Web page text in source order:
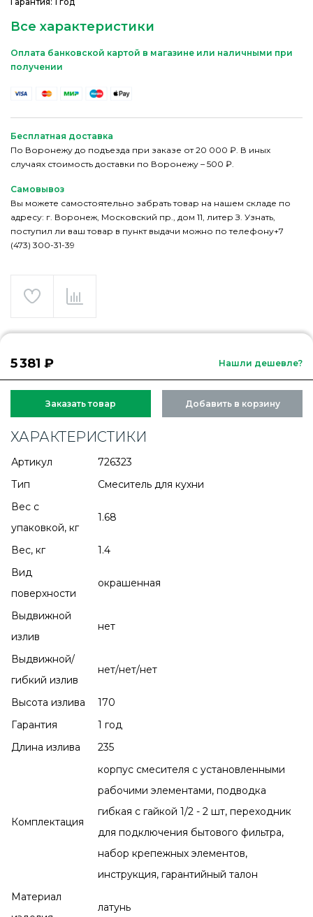
Все характеристики
Оплата банковской картой в магазине или наличными при
получении
Бесплатная доставка
По Воронежу до подъезда при заказе от 20 000 ₽. В иных
случаях стоимость доставки по Воронежу – 500 ₽.
Самовывоз
Вы можете самостоятельно забрать товар на нашем складе по
адресу: г. Воронеж, Московский пр., дом 11, литер З. Узнать,
поступил ли ваш товар в пункт выдачи можно по телефону+7
(473) 300-31-39
5 381 ₽ Нашли дешевле?
Заказать товар Добавить в корзину
ХАРАКТЕРИСТИКИ
Артикул
726323
Тип
Смеситель для кухни
Вес с
упаковкой, кг
1.68
Вес, кг
1.4
Вид
поверхности
окрашенная
Выдвижной
излив
нет
Выдвижной/
гибкий излив
нет/нет/нет
Высота излива
170
Гарантия
1 год
Длина излива
235
Комплектация
корпус смесителя с установленными
рабочими элементами, подводка
гибкая с гайкой 1/2 - 2 шт, переходник
для подключения бытового фильтра,
набор крепежных элементов,
инструкция, гарантийный талон
Материал
латунь